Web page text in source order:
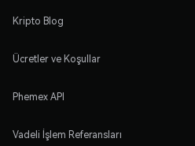
Kripto Blog
Ücretler ve Koşullar
Phemex API
Vadeli İşlem Referansları